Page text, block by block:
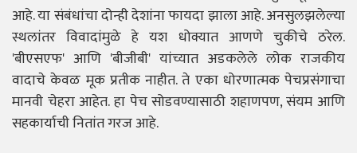
आहे. या संबंधांचा दोन्ही देशांना फायदा झाला आहे. अनसुलझलेल्या
स्थलांतर विवादांमुळे हे यश धोक्यात आणणे चुकीचे ठरेल.
'बीएसएफ' आणि 'बीजीबी' यांच्यात अडकलेले लोक राजकीय
वादाचे केवळ मूक प्रतीक नाहीत. ते एका धोरणात्मक पेचप्रसंगाचा
मानवी चेहरा आहेत. हा पेच सोडवण्यासाठी शहाणपण, संयम आणि
सहकार्याची नितांत गरज आहे.